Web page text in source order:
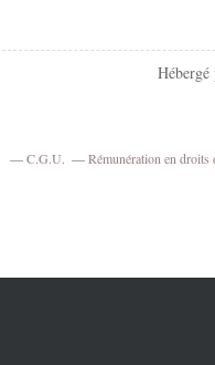
Hébergé
C.G.U. Rémunération en droits